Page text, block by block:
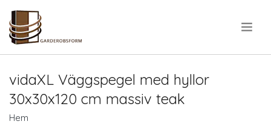
vidaXL Väggspegel med hyllor
30x30x120 cm massiv teak
Hem